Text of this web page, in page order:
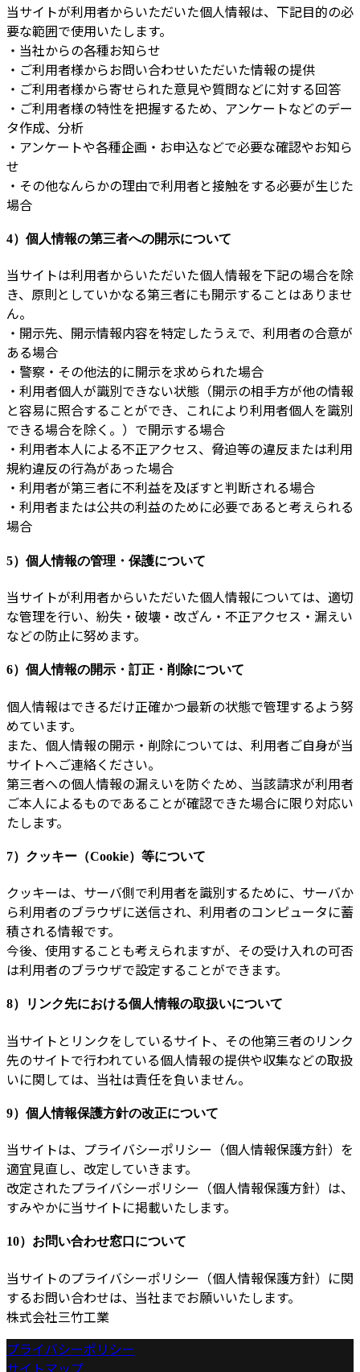
当サイトが利用者からいただいた個人情報は、下記目的の必
要な範囲で使用いたします。
・当社からの各種お知らせ
・ご利用者様からお問い合わせいただいた情報の提供
・ご利用者様から寄せられた意見や質問などに対する回答
・ご利用者様の特性を把握するため、アンケートなどのデー
タ作成、分析
・アンケートや各種企画・お申込などで必要な確認やお知ら
せ
・その他なんらかの理由で利用者と接触をする必要が生じた
場合
4）個人情報の第三者への開示について
当サイトは利用者からいただいた個人情報を下記の場合を除
き、原則としていかなる第三者にも開示することはありませ
ん。
・開示先、開示情報内容を特定したうえで、利用者の合意が
ある場合
・警察・その他法的に開示を求められた場合
・利用者個人が識別できない状態（開示の相手方が他の情報
と容易に照合することができ、これにより利用者個人を識別
できる場合を除く。）で開示する場合
・利用者本人による不正アクセス、脅迫等の違反または利用
規約違反の行為があった場合
・利用者が第三者に不利益を及ぼすと判断される場合
・利用者または公共の利益のために必要であると考えられる
場合
5）個人情報の管理・保護について
当サイトが利用者からいただいた個人情報については、適切
な管理を行い、紛失・破壊・改ざん・不正アクセス・漏えい
などの防止に努めます。
6）個人情報の開示・訂正・削除について
個人情報はできるだけ正確かつ最新の状態で管理するよう努
めています。
また、個人情報の開示・削除については、利用者ご自身が当
サイトへご連絡ください。
第三者への個人情報の漏えいを防ぐため、当該請求が利用者
ご本人によるものであることが確認できた場合に限り対応い
たします。
7）クッキー（Cookie）等について
クッキーは、サーバ側で利用者を識別するために、サーバか
ら利用者のブラウザに送信され、利用者のコンピュータに蓄
積される情報です。
今後、使用することも考えられますが、その受け入れの可否
は利用者のブラウザで設定することができます。
8）リンク先における個人情報の取扱いについて
当サイトとリンクをしているサイト、その他第三者のリンク
先のサイトで行われている個人情報の提供や収集などの取扱
いに関しては、当社は責任を負いません。
9）個人情報保護方針の改正について
当サイトは、プライバシーポリシー（個人情報保護方針）を
適宜見直し、改定していきます。
改定されたプライバシーポリシー（個人情報保護方針）は、
すみやかに当サイトに掲載いたします。
10）お問い合わせ窓口について
当サイトのプライバシーポリシー（個人情報保護方針）に関
するお問い合わせは、当社までお願いいたします。
株式会社三竹工業
プライバシーポリシー
サイトマップ